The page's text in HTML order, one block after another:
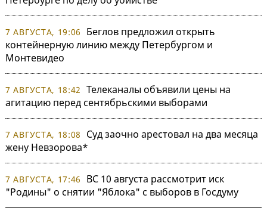
7 АВГУСТА, 19:06
Беглов предложил открыть
контейнерную линию между Петербургом и
Монтевидео
7 АВГУСТА, 18:42 Телеканалы объявили цены на
агитацию перед сентябрьскими выборами
7 АВГУСТА, 18:08
Суд заочно арестовал на два месяца
жену Невзорова*
7 АВГУСТА, 17:46
ВС 10 августа рассмотрит иск
"Родины" о снятии "Яблока" с выборов в Госдуму